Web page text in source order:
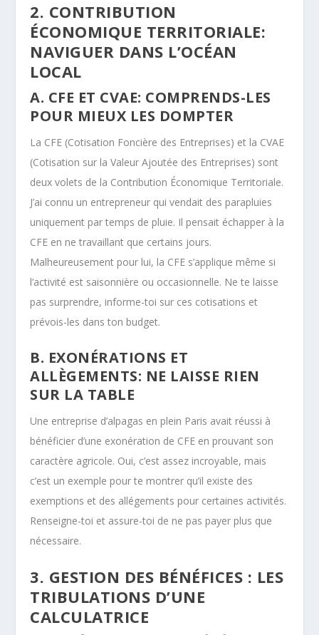
2. CONTRIBUTION
ÉCONOMIQUE TERRITORIALE:
NAVIGUER DANS L’OCÉAN
LOCAL
A. CFE ET CVAE: COMPRENDS-LES
POUR MIEUX LES DOMPTER
La CFE (Cotisation Foncière des Entreprises) et la CVAE
(Cotisation sur la Valeur Ajoutée des Entreprises) sont
deux volets de la Contribution Économique Territoriale.
J’ai connu un entrepreneur qui vendait des parapluies
uniquement par temps de pluie. Il pensait échapper à la
CFE en ne travaillant que certains jours.
Malheureusement pour lui, la CFE s’applique même si
l’activité est saisonnière ou occasionnelle. Ne te laisse
pas surprendre, informe-toi sur ces cotisations et
prévois-les dans ton budget.
B. EXONÉRATIONS ET
ALLÈGEMENTS: NE LAISSE RIEN
SUR LA TABLE
Une entreprise d’alpagas en plein Paris avait réussi à
bénéficier d’une exonération de CFE en prouvant son
caractère agricole. Oui, c’est assez incroyable, mais
c’est un exemple pour te montrer qu’il existe des
exemptions et des allégements pour certaines activités.
Renseigne-toi et assure-toi de ne pas payer plus que
nécessaire.
3. GESTION DES BÉNÉFICES : LES
TRIBULATIONS D’UNE
CALCULATRICE